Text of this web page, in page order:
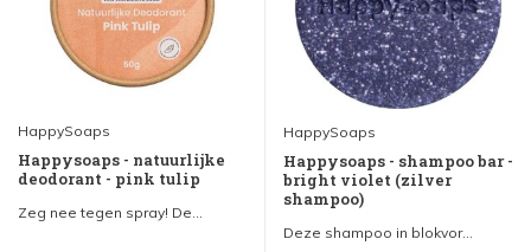
HappySoaps
Happysoaps - natuurlijke
deodorant - pink tulip
Zeg nee tegen spray! De...
HappySoaps
Happysoaps - shampoo bar -
bright violet (zilver
shampoo)
Deze shampoo in blokvor...